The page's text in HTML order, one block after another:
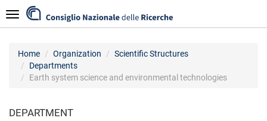
to
main
Navigazione
Home Organization
Scientific Structures
Departments
Earth system science and environmental technologies
DEPARTMENT